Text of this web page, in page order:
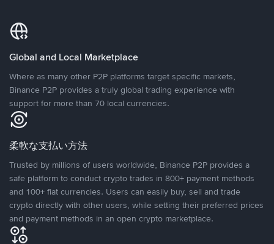
Global and Local Marketplace
Where as many other P2P platforms target specific markets,
Binance P2P provides a truly global trading experience with
support for more than 70 local currencies.
柔軟な支払い方法
Trusted by millions of users worldwide, Binance P2P provides a
safe platform to conduct crypto trades in 800+ payment methods
and 100+ fiat currencies. Users can easily buy, sell and trade
crypto directly with other users, while setting their preferred prices
and payment methods in an open crypto marketplace.